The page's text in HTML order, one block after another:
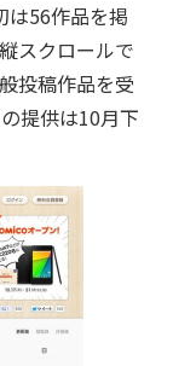
は56作品を掲
スクロールで
投稿作品を受
提供は10月下